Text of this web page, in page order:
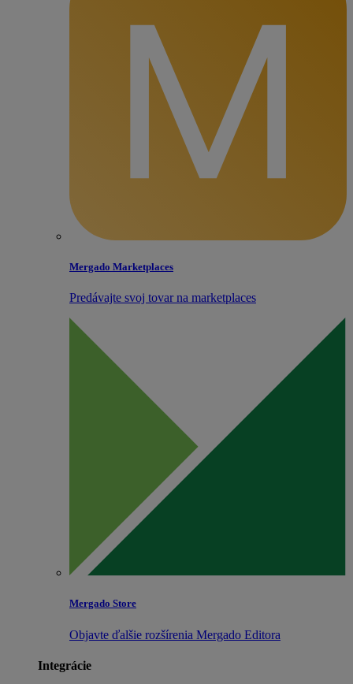
Mergado Marketplaces
Predávajte svoj tovar na marketplaces
Mergado Store
Objavte ďalšie rozšírenia Mergado Editora
Integrácie